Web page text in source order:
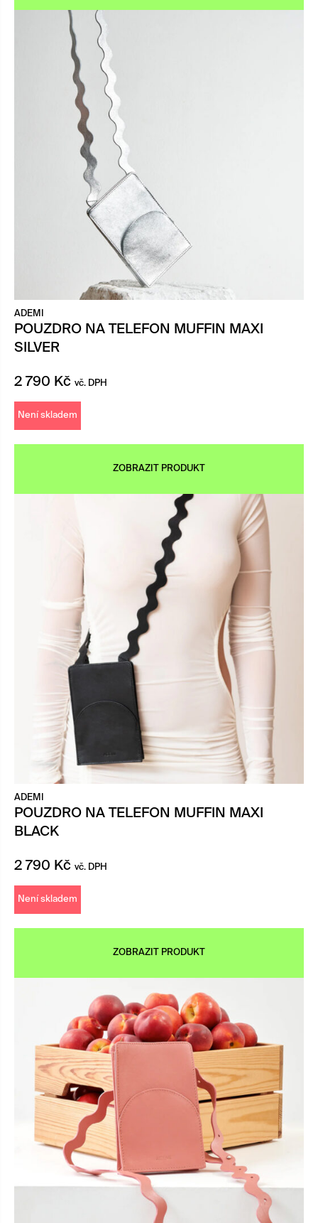
ADEMI
POUZDRO NA TELEFON MUFFIN MAXI
SILVER
2 790 Kč vč. DPH
Není skladem
ZOBRAZIT PRODUKT
ADEMI
POUZDRO NA TELEFON MUFFIN MAXI
BLACK
2 790 Kč vč. DPH
Není skladem
ZOBRAZIT PRODUKT